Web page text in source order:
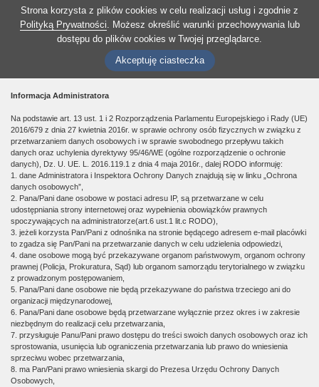
Strona korzysta z plików cookies w celu realizacji usług i zgodnie z
Polityką Prywatności. Możesz określić warunki przechowywania lub
dostępu do plików cookies w Twojej przeglądarce.
Akceptuję ciasteczka
Informacja Administratora
Na podstawie art. 13 ust. 1 i 2 Rozporządzenia Parlamentu Europejskiego i Rady (UE)
2016/679 z dnia 27 kwietnia 2016r. w sprawie ochrony osób fizycznych w związku z
przetwarzaniem danych osobowych i w sprawie swobodnego przepływu takich
danych oraz uchylenia dyrektywy 95/46/WE (ogólne rozporządzenie o ochronie
danych), Dz. U. UE. L. 2016.119.1 z dnia 4 maja 2016r., dalej RODO informuję:
1. dane Administratora i Inspektora Ochrony Danych znajdują się w linku „Ochrona
danych osobowych”,
2. Pana/Pani dane osobowe w postaci adresu IP, są przetwarzane w celu
udostępniania strony internetowej oraz wypełnienia obowiązków prawnych
spoczywających na administratorze(art.6 ust.1 lit.c RODO),
3. jeżeli korzysta Pan/Pani z odnośnika na stronie będącego adresem e-mail placówki
to zgadza się Pan/Pani na przetwarzanie danych w celu udzielenia odpowiedzi,
4. dane osobowe mogą być przekazywane organom państwowym, organom ochrony
prawnej (Policja, Prokuratura, Sąd) lub organom samorządu terytorialnego w związku
z prowadzonym postępowaniem,
5. Pana/Pani dane osobowe nie będą przekazywane do państwa trzeciego ani do
organizacji międzynarodowej,
6. Pana/Pani dane osobowe będą przetwarzane wyłącznie przez okres i w zakresie
niezbędnym do realizacji celu przetwarzania,
7. przysługuje Panu/Pani prawo dostępu do treści swoich danych osobowych oraz ich
sprostowania, usunięcia lub ograniczenia przetwarzania lub prawo do wniesienia
sprzeciwu wobec przetwarzania,
8. ma Pan/Pani prawo wniesienia skargi do Prezesa Urzędu Ochrony Danych
Osobowych,